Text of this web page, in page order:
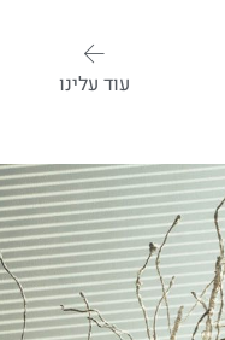
עוד עלינו